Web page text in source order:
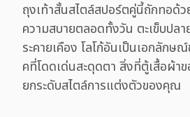
ถุงเท้าสั้นสไตล์สปอร์ตคู่นี้ถักทอด้
ความสบายตลอดทั้งวัน ตะเข็บปลา
ระคายเคือง โลโก้อันเป็นเอกลัก
คที่โดดเด่นสะดุดตา สิ่งที่ตู้เสื้อผ้า
ยกระดับสไตล์การแต่งตัวของคุณ